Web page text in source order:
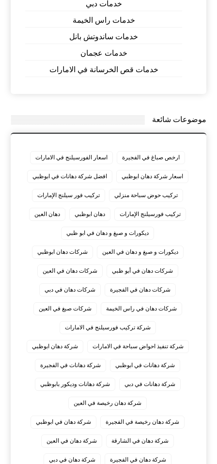
خدمات دبي
خدمات راس الخيمة
خدمات ساندوتش بانل
خدمات عجمان
خدمات قص الخرسانة في الامارات
موضوعات شائعة
ارخص صباغ في الفجيرة اسعار الفورسيلنج في الامارات
اسعار شركة دهان ابوظبي افضل شركة دهانات في ابوظبي
تركيب حوض سباحة منزلي تركيب فور سيلنج الإمارات
تركيب فورسيلنج الإمارات دهان ابوظبي دهان العين
ديكورات و صبغ و دهان في ابو ظبي
ديكورات و صبغ و دهان في العين شركات دهان ابوظبي
شركات دهان في أبو ظبي شركات دهان في العين
شركات دهان في الفجيرة شركات دهان في دبي
شركات دهان في راس الخيمة شركات صبغ في العين
شركة تركيب فورسيلنج في الامارات
شركة تنفيذ احواض سباحة في الامارات شركة دهان ابوظبي
شركة دهانات في ابوظبي شركة دهانات في الفجيرة
شركة دهانات في دبي شركة دهانات وديكور بابوظبي
شركة دهان رخيصة في العين
شركة دهان رخيصة في الفجيرة شركة دهان في ابوظبي
شركة دهان في الشارقة شركة دهان في العين
شركة دهان في الفجيرة شركة دهان في دبي